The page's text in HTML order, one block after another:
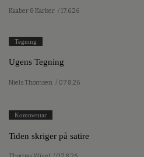
Kaaber & Karker / 17.6.26
Tegning
Ugens Tegning
Niels Thomsen / 07.8.26
Kommentar
Tiden skriger på satire